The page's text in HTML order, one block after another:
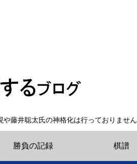
藤井聡太氏の神格化は行っておりません
勝負の記録 棋譜